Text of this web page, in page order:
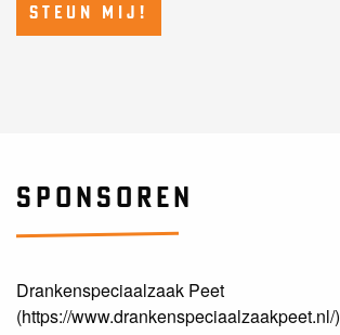
STEUN MIJ!
SPONSOREN
Drankenspeciaalzaak Peet
(https://www.drankenspeciaalzaakpeet.nl/)